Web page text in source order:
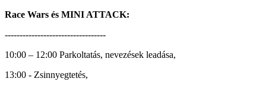
Race Wars és MINI ATTACK:
----------------------------------
10:00 – 12:00 Parkoltatás, nevezések leadása,
13:00 - Zsinnyegtetés,